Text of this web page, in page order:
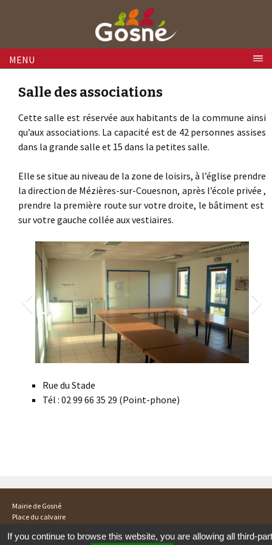
Skip to content
MENU
Salle des associations
Cette salle est réservée aux habitants de la commune ainsi
qu’aux associations. La capacité est de 42 personnes assises
dans la grande salle et 15 dans la petites salle.
Elle se situe au niveau de la zone de loisirs, à l’église prendre
la direction de Mézières-sur-Couesnon, après l’école privée ,
prendre la première route sur votre droite, le bâtiment est
sur votre gauche collée aux vestiaires.
IMGP0015
Rue du Stade
Tél : 02 99 66 35 29 (Point-phone)
Post navigation
Mairie de Gosné
Place du calvaire
Tél :02 99 66 32 08
If you continue to browse this website, you are allowing all third-